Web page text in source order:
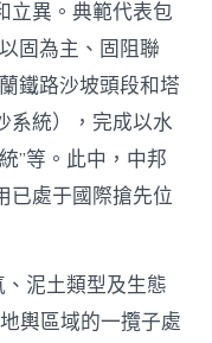
立異。典範代表包
固為主、固阻聯
鐵路沙坡頭段和塔
系統），完成以水
”等。此中，中邦
已處于國際搶先位
、泥土類型及生態
輿區域的一攬子處